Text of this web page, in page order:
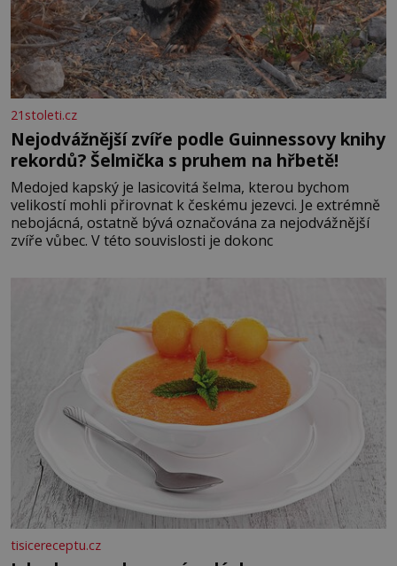
21stoleti.cz
Nejodvážnější zvíře podle Guinnessovy knihy
rekordů? Šelmička s pruhem na hřbetě!
Medojed kapský je lasicovitá šelma, kterou bychom
velikostí mohli přirovnat k českému jezevci. Je extrémně
nebojácná, ostatně bývá označována za nejodvážnější
zvíře vůbec. V této souvislosti je dokonc
tisicereceptu.cz